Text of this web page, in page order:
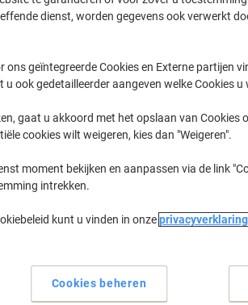
te tonen
Journal Printer Inkt
dienst, worden gegevens ook verwerkt
ons geïntegreerde Cookies en Externe partijen
u ook gedetailleerder aangeven welke Cookies
gaat u akkoord met het opslaan van Cookies
cookies wilt weigeren, kies dan "Weigeren".
moment bekijken en aanpassen via de link
intrekken.
kunt u vinden in onzeprivacyverklaring
Cookies beheren